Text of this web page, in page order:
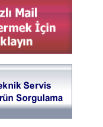
TAŞINDIK